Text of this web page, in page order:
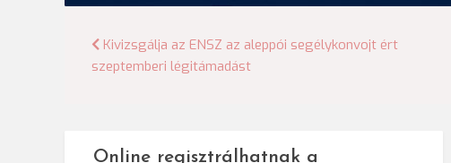
Bejegyzés
navigáció
Kivizsgálja az ENSZ az aleppói segélykonvojt ért
szeptemberi légitámadást
Online regisztrálhatnak a